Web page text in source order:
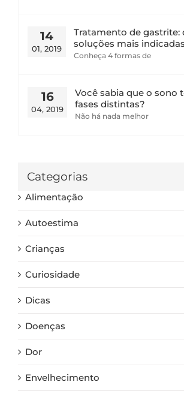
14
01, 2019
Tratamento de gastrite:
soluções mais
Conheça 4 formas de
16
04, 2019
Você sabia que o sono
fases distintas?
Não há nada melhor
Categorias
Alimentação
Autoestima
Crianças
Curiosidade
Dicas
Doenças
Dor
Envelhecimento